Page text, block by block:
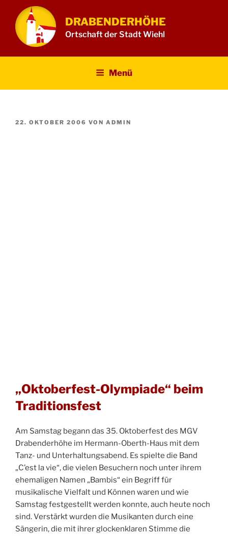
Inhalt
springen
DRABENDERHÖHE
Ortschaft der Stadt Wiehl
Menü
VERÖFFENTLICHT
22. OKTOBER 2006 VON ADMIN
„Oktoberfest-Olympiade“ beim
Traditionsfest
Am Samstag begann das 35. Oktoberfest des MGV
Drabenderhöhe im Hermann-Oberth-Haus mit dem
Tanz- und Unterhaltungsabend. Es spielte die Band
„C’est la vie“, die vielen Besuchern noch unter ihrem
ehemaligen Namen „Bambis“ ein Begriff für
musikalische Vielfalt und Können waren und wie
Samstag festgestellt werden konnte, auch heute noch
sind. Verstärkt wurden die Musikanten durch eine
Sängerin, die mit ihrer glockenklaren Stimme die